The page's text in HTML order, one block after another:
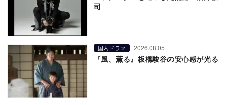
司
国内ドラマ 2026.08.05
『風、薫る』板橋駿谷の安心感が光る